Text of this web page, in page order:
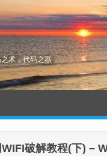
术，代码之器
破解教程(下) –